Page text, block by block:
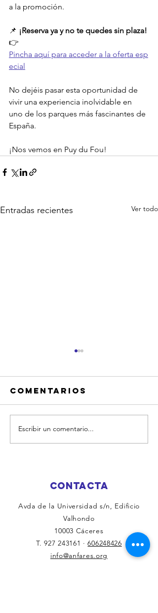
a la promoción.
📌 ¡Reserva ya y no te quedes sin plaza!
👉
Pincha aquí para acceder a la oferta esp
ecial
No dejéis pasar esta oportunidad de
vivir una experiencia inolvidable en
uno de los parques más fascinantes de
España.
¡Nos vemos en Puy du Fou!
Entradas recientes Ver todo
¡DIA ESPECIAL
EN LUSIBERIA
Comentarios
Escribir un comentario...
CONTACTA
Avda de la Universidad s/n, Edificio
Valhondo
10003 Cáceres
T.927 243161 ·606248426
info@anfares.org